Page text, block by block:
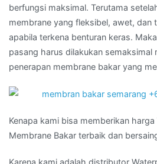
berfungsi maksimal. Terutama
membrane yang fleksibel, awet, dan
apabila terkena benturan keras.
pasang harus dilakukan semaksimal
penerapan membrane bakar yang
Kenapa kami bisa memberikan
Membrane Bakar terbaik dan
Karena kami adalah distributor